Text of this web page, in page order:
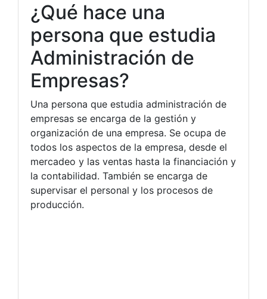
¿Qué hace una
persona que estudia
Administración de
Empresas?
Una persona que estudia administración de
empresas se encarga de la gestión y
organización de una empresa. Se ocupa de
todos los aspectos de la empresa, desde el
mercadeo y las ventas hasta la financiación y
la contabilidad. También se encarga de
supervisar el personal y los procesos de
producción.